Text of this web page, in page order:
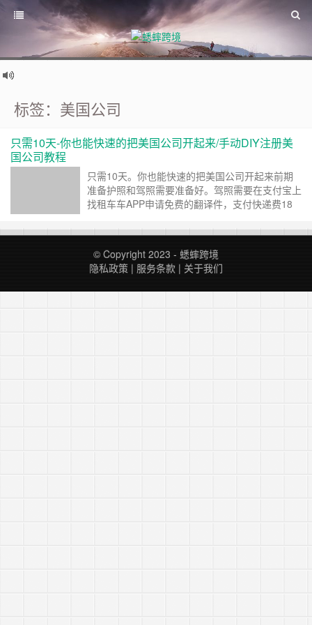
标签：美国公司
只需10天-你也能快速的把美国公司开起来/手动DIY注册美
国公司教程
只需10天。你也能快速的把美国公司开起来前期
准备护照和驾照需要准备好。驾照需要在支付宝上
找租车车APP申请免费的翻译件，支付快递费18
地址可以看之前的文章注册公司付款卡一个邮箱建
议使用gmail或者是企业邮箱 申请流程公司注册
EIN号申请申请银行卡申请Wise个人账号，申请
Stripe企业账号手动DIY注册美国公司公司注册公
© Copyright 2023 - 蟋蟀跨境
隐私政策 | 服务条款 | 关于我们